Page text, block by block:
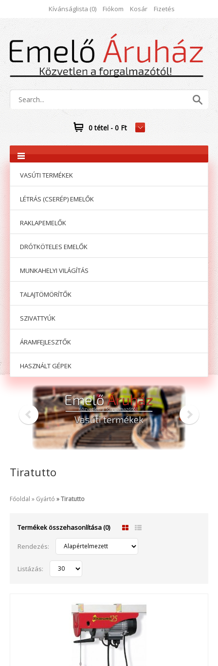
Kívánságlista (0) Fiókom Kosár Fizetés
0 tétel - 0 Ft
VASÚTI TERMÉKEK
LÉTRÁS (CSERÉP) EMELŐK
RAKLAPEMELŐK
DRÓTKÖTELES EMELŐK
MUNKAHELYI VILÁGÍTÁS
TALAJTÖMÖRÍTŐK
SZIVATTYÚK
ÁRAMFEJLESZTŐK
HASZNÁLT GÉPEK
Tiratutto
Főoldal Gyártó Tiratutto
Termékek összehasonlítása (0)
Rendezés:
Listázás: